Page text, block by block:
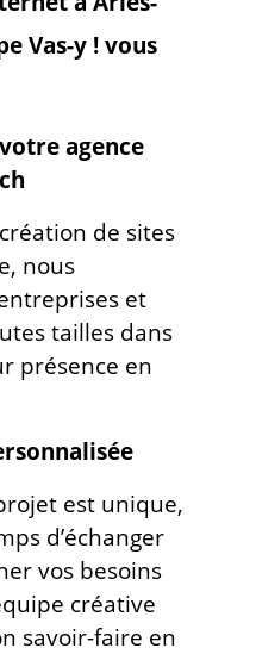
Vas-y ! vous
agence
de sites
nous
et
tailles dans
présence en
est unique,
d’échanger
vos besoins
créative
savoir-faire en